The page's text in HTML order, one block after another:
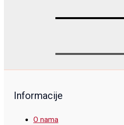
Informacije
O nama